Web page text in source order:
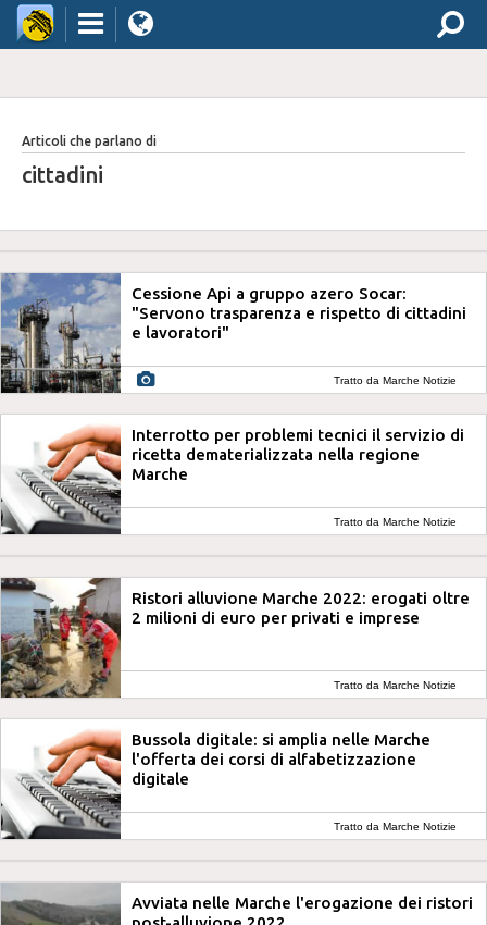
Articoli che parlano di
cittadini
Cessione Api a gruppo azero Socar:
"Servono trasparenza e rispetto di cittadini
e lavoratori"
Tratto da Marche Notizie
Interrotto per problemi tecnici il servizio di
ricetta dematerializzata nella regione
Marche
Tratto da Marche Notizie
Ristori alluvione Marche 2022: erogati oltre
2 milioni di euro per privati e imprese
Tratto da Marche Notizie
Bussola digitale: si amplia nelle Marche
l'offerta dei corsi di alfabetizzazione
digitale
Tratto da Marche Notizie
Avviata nelle Marche l'erogazione dei ristori